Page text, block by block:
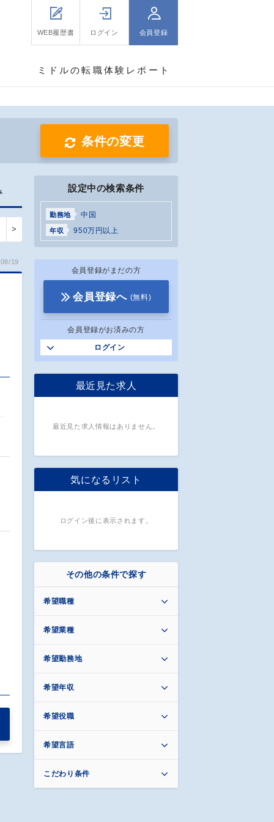
WEB履歴書 ログイン 会員登録
ミドルの転職体験レポート
条件の変更
>
19
設定中の検索条件
勤務地 中国
年収 950万円以上
会員登録がまだの方
会員登録へ (無料)
会員登録がお済みの方
ログイン
最近見た求人
最近見た求人情報はありません。
気になるリスト
ログイン後に表示されます。
その他の条件で探す
希望職種
希望業種
希望勤務地
希望年収
希望役職
希望言語
こだわり条件